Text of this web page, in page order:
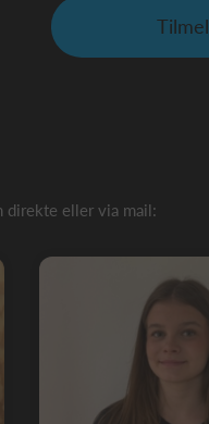
direkte eller via mail: